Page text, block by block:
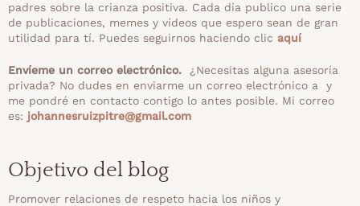
padres sobre la crianza positiva. Cada día publico una serie
de publicaciones, memes y vídeos que espero sean de gran
utilidad para tí. Puedes seguirnos haciendo clic aquí
Envíeme un correo electrónico.
¿Necesitas alguna asesoría
privada? No dudes en enviarme un correo electrónico a y
me pondré en contacto contigo lo antes posible. Mi correo
es: johannesruizpitre@gmail.com
Objetivo del blog
Promover relaciones de respeto hacia los niños y